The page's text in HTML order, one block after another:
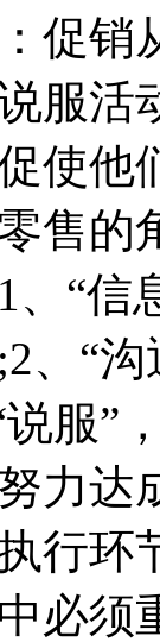
促销
服活
使他
的角
、“信
、“
服”
力达
行环
必须